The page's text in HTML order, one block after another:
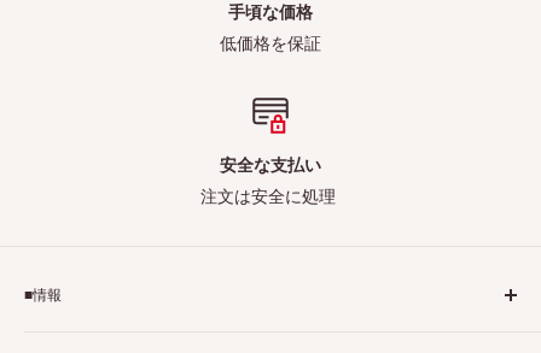
手頃な価格
低価格を保証
安全な支払い
注文は安全に処理
■情報